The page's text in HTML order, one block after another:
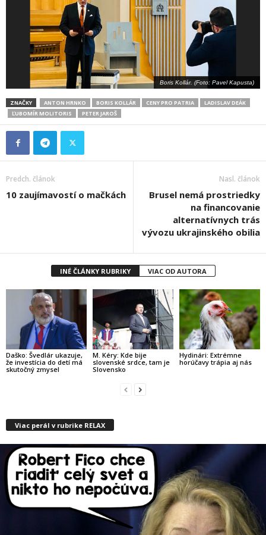
Boris Kollár. (Foto: Pavel Kapusta)
ZNAČKY ANTON HRNKO BORIS KOLLÁR CENY PRO PATRIA
LADISLAV DEÁK
ĽUBOMÍR MOLITORIS
PETER JAROŠ
Predch. článok
10 zaujímavostí o mačkách
Nasl. článok
Brusel nemá prostriedky
na financovanie
alternatívnych trás
vývozu ukrajinského obilia
INÉ ČLÁNKY RUBRIKY VIAC OD AUTORA
Daško: Švedlár ukazuje,
že investícia do detí má
skutočný zmysel
M. Kéry: Kde bije
slovenské srdce, tam je
Slovensko
Hydinári: Extrémne
horúčavy trápia aj nás
Viac perál v rubrike RELAX